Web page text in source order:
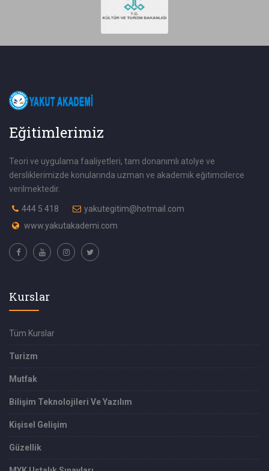
Eğitimlerimiz
Teori ve uygulama faaliyetleri, tam donanımlı atolye ve
dersliklerimizde konularında uzman ve akademik eğitimcilerce
verilmektedir.
444 5 418
yakutegitim@hotmail.com
www.yakutakademi.com
Kurslar
Tüm Kurslar
Turizm
Mutfak
Bilişim Teknolojileri Ve Yazılım
Kişisel Gelişim
Güzellik